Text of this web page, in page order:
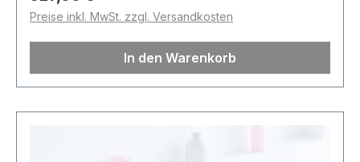
Preise inkl. MwSt. zzgl. Versandkosten
In den Warenkorb